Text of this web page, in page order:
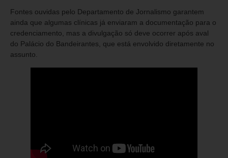
Fontes ouvidas pelo Departamento de Jornalismo garantem
ainda que algumas clínicas já enviaram a documentação para o
credenciamento, mas a divulgação só deve ocorrer após aval
do Palácio do Bandeirantes, que está envolvido diretamente no
assunto.